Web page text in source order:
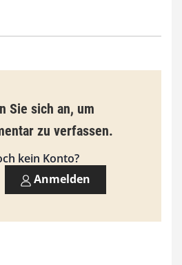
Sie sich an, um
zu verfassen.
kein Konto?
Anmelden